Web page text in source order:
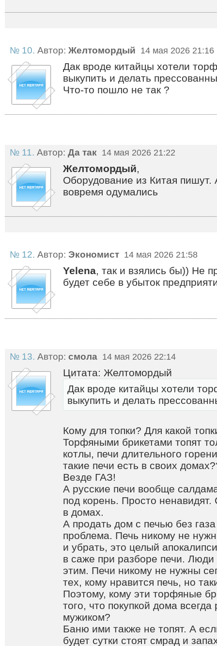
№ 10. Автор: Желтомордый 14 мая 2026 21:16
Дак вроде китайцы хотели
выкупить и делать
Что-то пошло не так ?
№ 11. Автор: Да так 14 мая 2026 21:22
Желтомордый,
Оборудование из Китая
вовремя одумались
№ 12. Автор: Экономист 14 мая 2026 21:58
Yelena, так и взялись бы)) Не
будет себе в убыток
№ 13. Автор: смола 14 мая 2026 22:14
Цитата: Желтомордый
Дак вроде китайцы хотели
выкупить и делать
Кому для топки? Для какой
Торфяными брикетами топят
котлы, печи длительного
такие печи есть в своих
Везде ГАЗ!
А русские печи вообще
под корень. Просто
в домах.
А продать дом с печью без
проблема. Печь никому не
и убрать, это целый
в саже при разборе печи. Люди
этим. Печи никому не нужны
тех, кому нравится печь, но
Поэтому, кому эти торфяные
того, что покупкой дома
мужиком?
Баню ими также не топят. А
будет сутки стоят смрад и